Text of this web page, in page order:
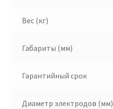
Вес (кг)
Габариты (мм)
Гарантийный срок
Диаметр электродов (мм)